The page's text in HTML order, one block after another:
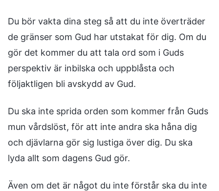
Du bör vakta dina steg så att du inte överträder
de gränser som Gud har utstakat för dig. Om du
gör det kommer du att tala ord som i Guds
perspektiv är inbilska och uppblåsta och
följaktligen bli avskydd av Gud.
Du ska inte sprida orden som kommer från Guds
mun vårdslöst, för att inte andra ska håna dig
och djävlarna gör sig lustiga över dig. Du ska
lyda allt som dagens Gud gör.
Även om det är något du inte förstår ska du inte